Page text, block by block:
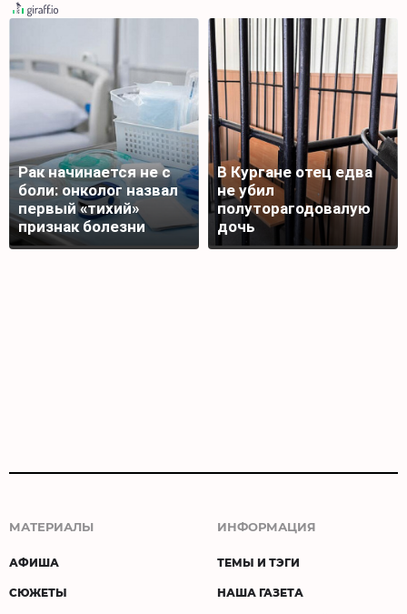
Рак начинается не с
боли: онколог назвал
первый «тихий»
признак болезни
В Кургане отец едва
не убил
полуторагодовалую
дочь
МАТЕРИАЛЫ
АФИША
СЮЖЕТЫ
ИНФОРМАЦИЯ
ТЕМЫ И ТЭГИ
НАША ГАЗЕТА